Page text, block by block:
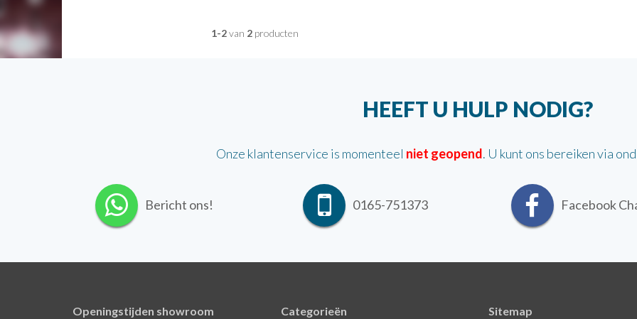
1-2van 2 producten
HEEFT U HULP NODIG?
Onze klantenservice is momenteel niet geopend. U kunt ons bereiken via
Bericht ons! 0165-751373 Facebook
Openingstijden showroom Categorieën Sitemap